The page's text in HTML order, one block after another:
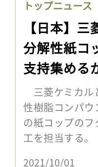
トップニュース
【日本】
分解性紙コ
支持集める
三菱ケミカル
性樹脂コンパウ
の紙コップの
工を担当する
2021/10/01